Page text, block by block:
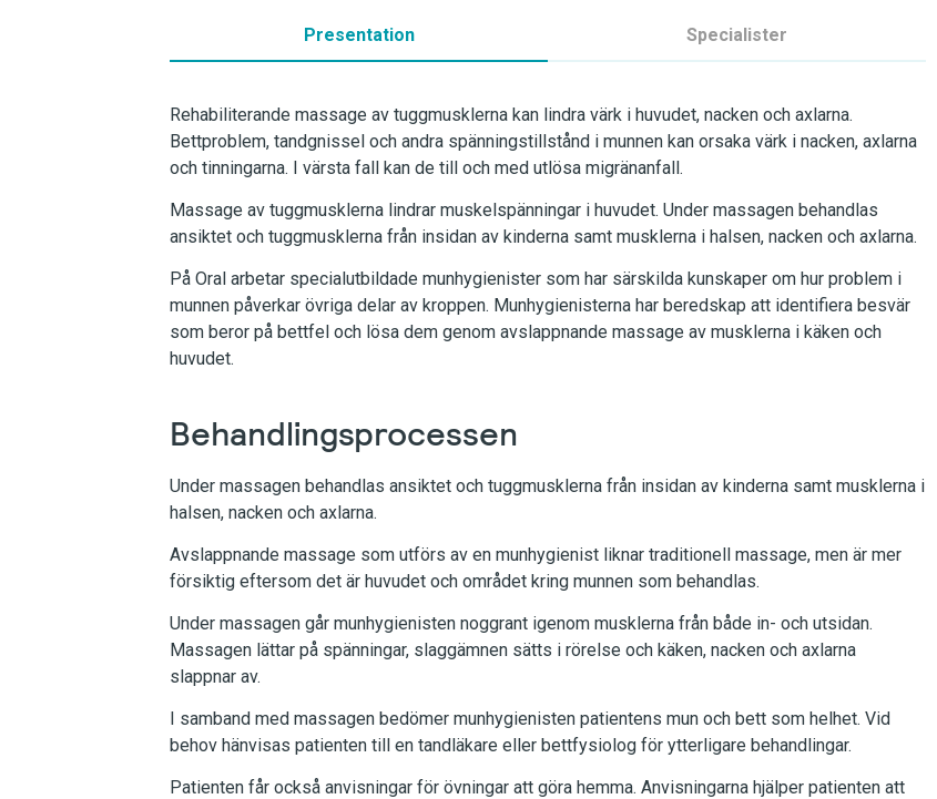
Presentation Specialister
Rehabiliterande massage av tuggmusklerna kan lindra värk i huvudet, nacken och axlarna.
Bettproblem, tandgnissel och andra spänningstillstånd i munnen kan orsaka värk i nacken, axlarna
och tinningarna. I värsta fall kan de till och med utlösa migränanfall.
Massage av tuggmusklerna lindrar muskelspänningar i huvudet. Under massagen behandlas
ansiktet och tuggmusklerna från insidan av kinderna samt musklerna i halsen, nacken och axlarna.
På Oral arbetar specialutbildade munhygienister som har särskilda kunskaper om hur problem i
munnen påverkar övriga delar av kroppen. Munhygienisterna har beredskap att identifiera besvär
som beror på bettfel och lösa dem genom avslappnande massage av musklerna i käken och
huvudet.
Behandlingsprocessen
Under massagen behandlas ansiktet och tuggmusklerna från insidan av kinderna samt musklerna i
halsen, nacken och axlarna.
Avslappnande massage som utförs av en munhygienist liknar traditionell massage, men är mer
försiktig eftersom det är huvudet och området kring munnen som behandlas.
Under massagen går munhygienisten noggrant igenom musklerna från både in- och utsidan.
Massagen lättar på spänningar, slaggämnen sätts i rörelse och käken, nacken och axlarna
slappnar av.
I samband med massagen bedömer munhygienisten patientens mun och bett som helhet. Vid
behov hänvisas patienten till en tandläkare eller bettfysiolog för ytterligare behandlingar.
Patienten får också anvisningar för övningar att göra hemma. Anvisningarna hjälper patienten att